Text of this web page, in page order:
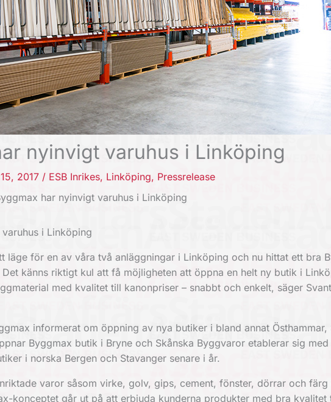
nyinvigt varuhus i Linköping
2017 / ESB Inrikes, Linköping, Pressrelease
har nyinvigt varuhus i Linköping
i Linköping
läge för en av våra två anläggningar i Linköping och nu hittat ett bra
känns riktigt kul att få möjligheten att öppna en helt ny butik i
med kvalitet till kanonpriser – snabbt och enkelt, säger
informerat om öppning av nya butiker i bland annat Östhammar,
Byggmax butik i Bryne och Skånska Byggvaror etablerar sig
i norska Bergen och Stavanger senare i år.
varor såsom virke, golv, gips, cement, fönster, dörrar och
konceptet går ut på att erbjuda kunderna produkter med bra kvalitet